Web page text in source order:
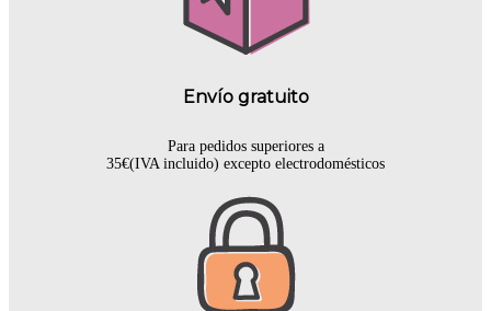
Envío gratuito
Para pedidos superiores a
35€(IVA incluido) excepto electrodomésticos